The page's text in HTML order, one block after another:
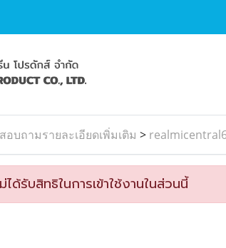
สอบถามรายละเอียดเพิ่มเติม >
ด้รับสิทธิในการเข้าใช้งานในส่วนนี้